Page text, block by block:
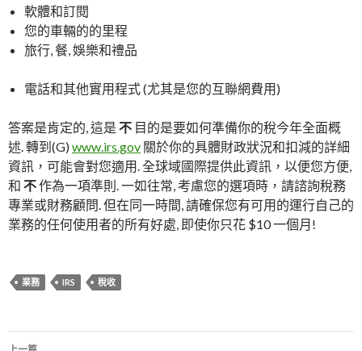
軟體和訂閱
您的車輛的的里程
旅行, 餐, 娛樂和禮品
電話和其他實用程式 (尤其是您的互聯網費用)
答案是肯定的, 這是 不 目的是要如何準備你的稅今年全面概
述. 轉到(G) www.irs.gov 關於你的具體財政狀況和扣減的詳細
資訊，可能會對您適用. 全球域國際提供此資訊，以便您方便,
和 不作為一項準則. 一如往常, 考慮您的選項時，請諮詢稅務
專業或財務顧問. 但在同一時間, 請確保您有可用的運行自己的
業務的任何使用者的所有好處, 即使你只花 $10 一個月!
業務 IRS 稅收
帖